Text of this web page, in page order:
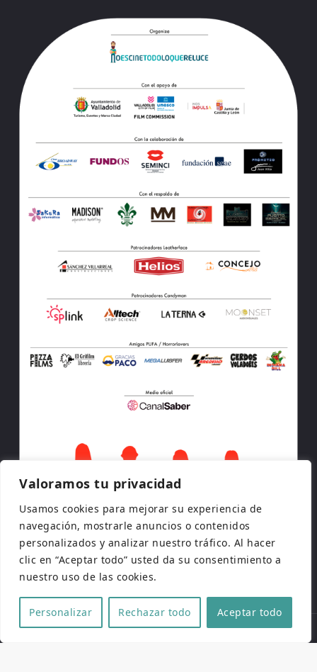
Valoramos tu privacidad
Usamos cookies para mejorar su experiencia de
navegación, mostrarle anuncios o contenidos
personalizados y analizar nuestro tráfico. Al hacer
clic en “Aceptar todo” usted da su consentimiento a
nuestro uso de las cookies.
Personalizar Rechazar todo Aceptar todo